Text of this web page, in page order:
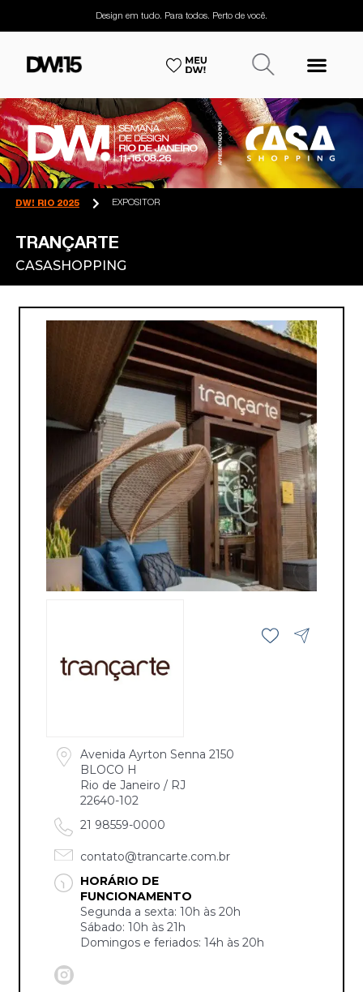
Design em tudo. Para todos. Perto de você.
DW! RIO 2025 EXPOSITOR
TRANÇARTE
CASASHOPPING
Avenida Ayrton Senna 2150
BLOCO H
Rio de Janeiro / RJ
22640-102
21 98559-0000
contato@trancarte.com.br
HORÁRIO DE
FUNCIONAMENTO
Segunda a sexta: 10h às 20h
Sábado: 10h às 21h
Domingos e feriados: 14h às 20h